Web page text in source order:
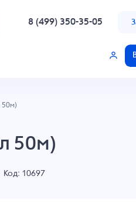
8 (499) 350-35-05
50м)
50м)
Код: 10697